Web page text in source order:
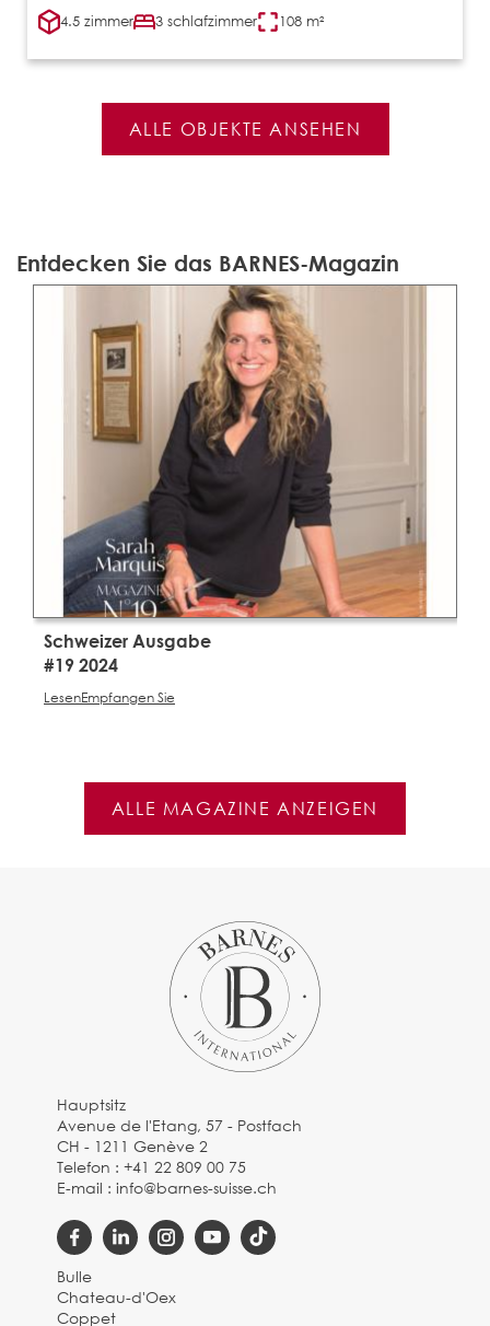
4.5 zimmer 3 schlafzimmer 108 m²
ALLE OBJEKTE ANSEHEN
Entdecken Sie das BARNES-Magazin
Schweizer Ausgabe
#19 2024
LesenEmpfangen Sie
ALLE MAGAZINE ANZEIGEN
Hauptsitz
Avenue de l'Etang, 57 - Postfach
CH - 1211 Genève 2
Telefon :+41 22 809 00 75
E-mail :info@barnes-suisse.ch
Bulle
Chateau-d'Oex
Coppet